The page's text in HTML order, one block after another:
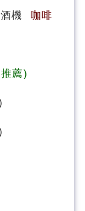
機 咖啡
薦)